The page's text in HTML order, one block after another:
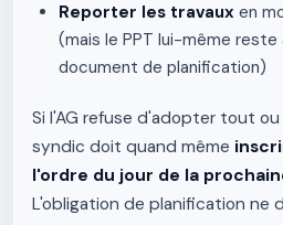
Reporter les travaux en
(mais le PPT lui-même
document de planification)
Si l'AG refuse d'adopter tout ou
syndic doit quand même
l'ordre du jour de la
L'obligation de planification ne